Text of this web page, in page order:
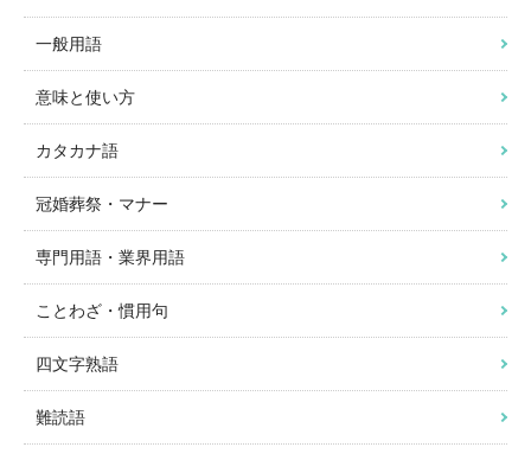
一般用語
意味と使い方
カタカナ語
冠婚葬祭・マナー
専門用語・業界用語
ことわざ・慣用句
四文字熟語
難読語